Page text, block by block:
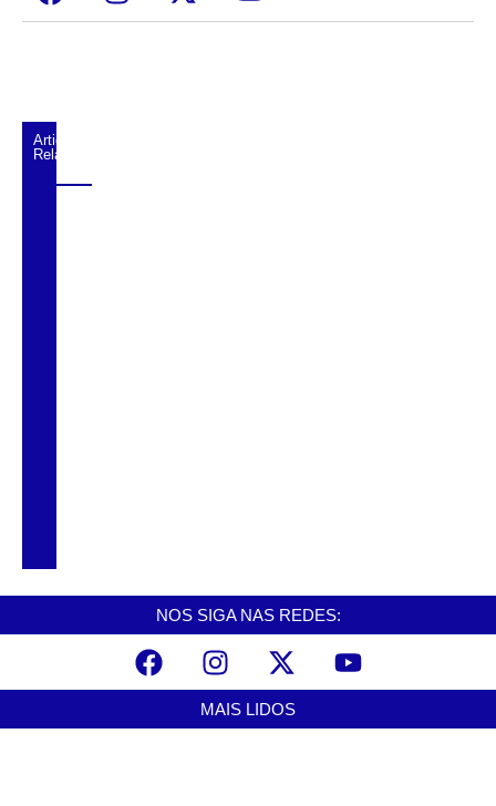
Artigos
Relacionados
NOS SIGA NAS REDES:
MAIS LIDOS